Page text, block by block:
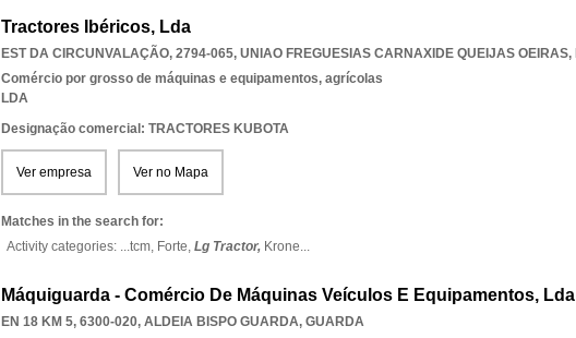
Tractores Ibéricos, Lda
EST DA CIRCUNVALAÇÃO, 2794-065, UNIAO FREGUESIAS CARNAXIDE QUEIJAS OEIRAS,
Comércio por grosso de máquinas e equipamentos, agrícolas
LDA
Designação comercial: TRACTORES KUBOTA
Ver empresa Ver no Mapa
Matches in the search for:
Activity categories: ...tcm, Forte, Lg Tractor, Krone...
Máquiguarda - Comércio De Máquinas Veículos E Equipamentos, Lda
EN 18 KM 5, 6300-020, ALDEIA BISPO GUARDA, GUARDA